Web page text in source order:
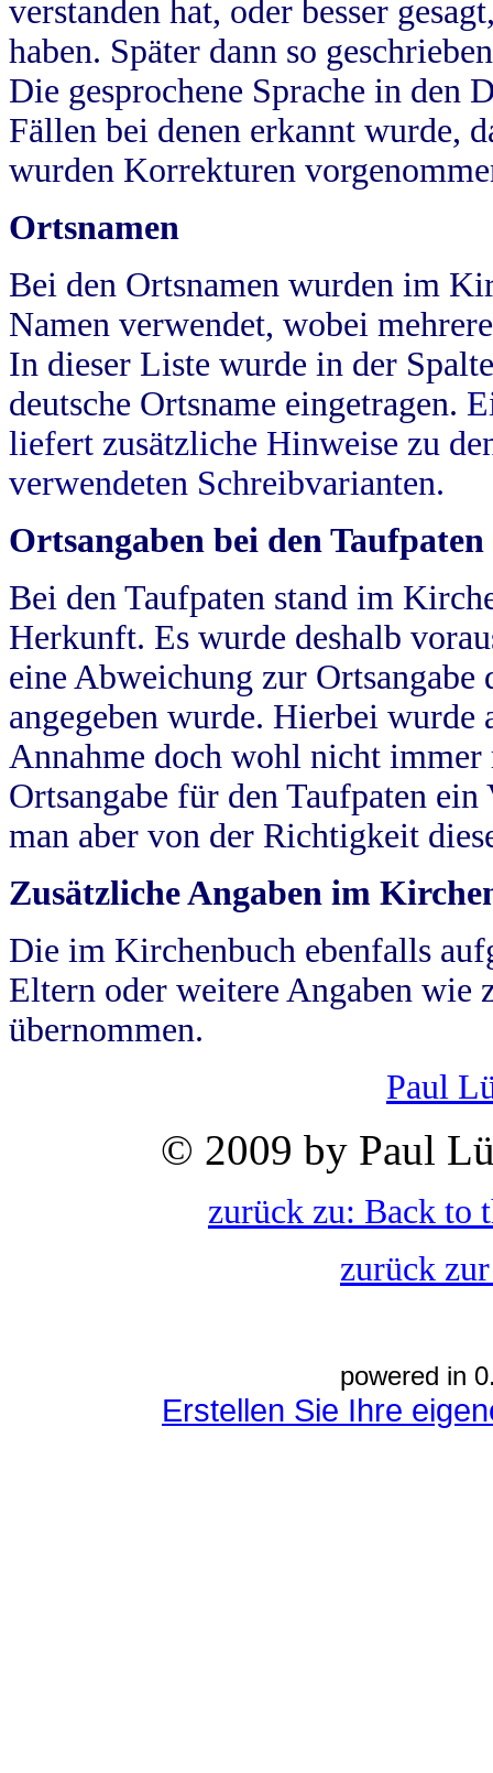
verstanden hat, oder besser
haben. Später dann so
Die gesprochene Sprache in
Fällen bei denen erkannt wurde,
wurden Korrekturen
Ortsnamen
Bei den Ortsnamen wurden im
Namen verwendet, wobei
In dieser Liste wurde in der
deutsche Ortsname eingetragen.
liefert zusätzliche Hinweise zu
verwendeten Schreibvarianten.
Ortsangaben bei den Taufpaten
Bei den Taufpaten stand im
Herkunft. Es wurde deshalb
eine Abweichung zur
angegeben wurde. Hierbei wurde
Annahme doch wohl nicht
Ortsangabe für den Taufpaten
man aber von der Richtigkeit
Zusätzliche Angaben im
Die im Kirchenbuch ebenfalls
Eltern oder weitere Angaben wie
übernommen.
Paul
© 2009 by Paul
zurück zu: Back to
zurück
powered in
Erstellen Sie Ihre